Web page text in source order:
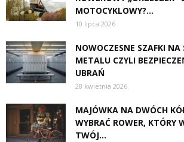
MOTOCYKLOWY?...
10 lipca 2026
NOWOCZESNE SZAFKI NA
METALU CZYLI
UBRAŃ
28 kwietnia 2026
MAJÓWKA NA DWÓCH
WYBRAĆ ROWER, KTÓRY
TWÓJ...